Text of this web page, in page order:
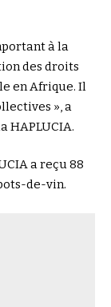
à la
des droits
en Afrique. Il
», a
HAPLUCIA.
a reçu 88
de-vin.